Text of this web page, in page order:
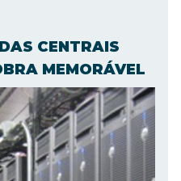
CENTRAIS
MEMORÁVEL